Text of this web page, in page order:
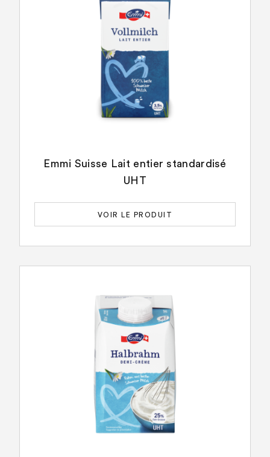
Emmi Suisse Lait entier standardisé
UHT
VOIR LE PRODUIT